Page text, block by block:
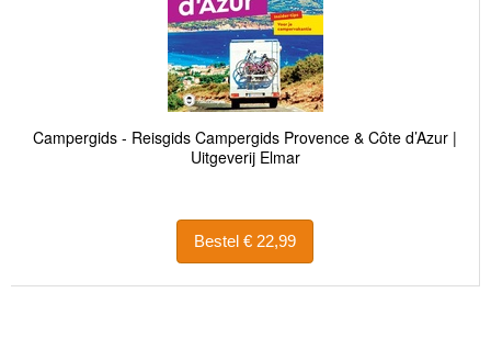
Campergids - Reisgids Campergids Provence & Côte d’Azur |
Uitgeverij Elmar
Bestel € 22,99